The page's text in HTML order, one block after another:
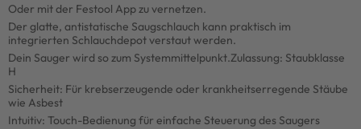
Oder mit der Festool App zu vernetzen.
Der glatte, antistatische Saugschlauch kann praktisch im
integrierten Schlauchdepot verstaut werden.
Dein Sauger wird so zum Systemmittelpunkt.Zulassung: Staubklasse
H
Sicherheit: Für krebserzeugende oder krankheitserregende Stäube
wie Asbest
Intuitiv: Touch-Bedienung für einfache Steuerung des Saugers